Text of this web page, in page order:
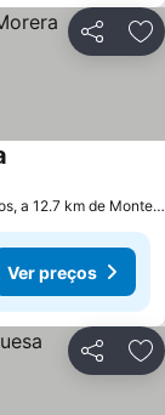
Partilhar
a 12.7 km de
Ver preços
Partilhar